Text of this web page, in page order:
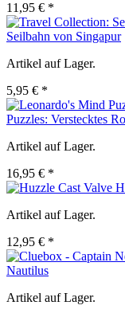
11,95 € *
Seilbahn von Singapur
Artikel auf Lager.
5,95 € *
Puzzles: Verstecktes
Artikel auf Lager.
16,95 € *
Artikel auf Lager.
12,95 € *
Nautilus
Artikel auf Lager.